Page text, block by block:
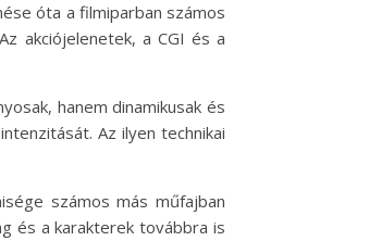
óta a filmiparban számos
akciójelenetek, a CGI és a
hanem dinamikusak és
Az ilyen technikai
számos más műfajban
és a karakterek továbbra is